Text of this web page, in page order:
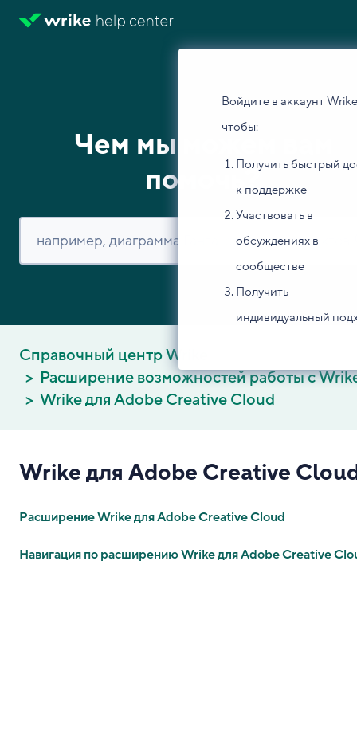
Войдите в аккаунт
чтобы:
Получить быстрый
к поддержке
Участвовать в
обсуждениях в
сообществе
Получить
индивидуальный
Чем мы можем вам
помочь?
Справочный центр Wrike
Расширение возможностей работы с
Wrike для Adobe Creative Cloud
Wrike для Adobe Creative
Расширение Wrike для Adobe Creative Cloud
Навигация по расширению Wrike для Adobe Creative